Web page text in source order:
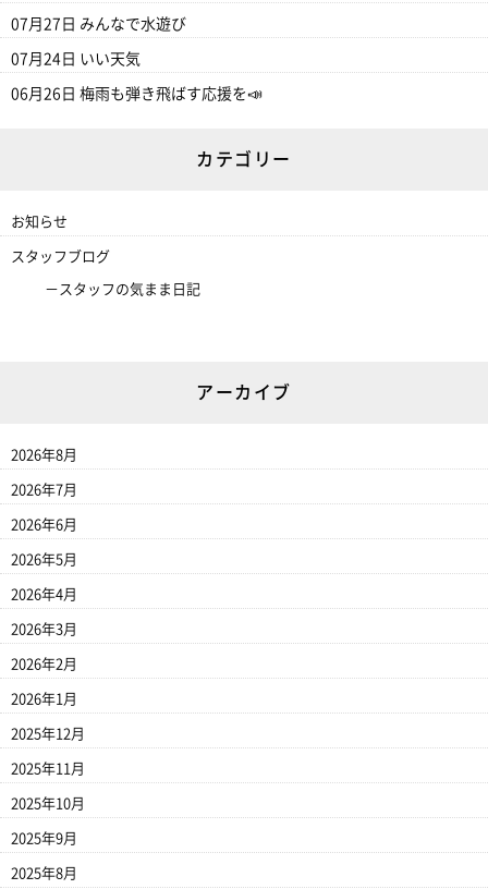
07月27日 みんなで水遊び
07月24日 いい天気
06月26日 梅雨も弾き飛ばす応援を📣
カテゴリー
お知らせ
スタッフブログ
スタッフの気まま日記
アーカイブ
2026年8月
2026年7月
2026年6月
2026年5月
2026年4月
2026年3月
2026年2月
2026年1月
2025年12月
2025年11月
2025年10月
2025年9月
2025年8月